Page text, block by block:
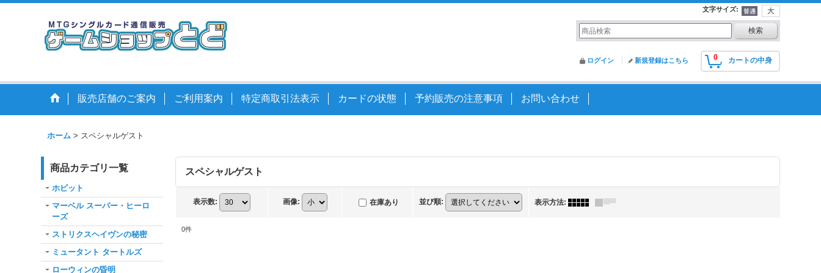
文字サイズ:
0 カートの中身
ログイン 新規登録はこちら
販売店舗のご案内 ご利用案内 特定商取引法表示 カードの状態 予約販売の注意事項 お問い合わせ
ホーム > スペシャルゲスト
商品カテゴリ一覧
ホビット
マーベル スーパー・ヒーロ
ーズ
ストリクスヘイヴンの秘密
ミュータント タートルズ
ローウィンの昏明
スペシャルゲスト
表示数: 画像: 在庫あり 並び順: 表示方法:
0件